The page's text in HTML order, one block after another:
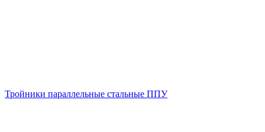
Тройники параллельные стальные ППУ